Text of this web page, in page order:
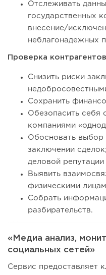
Отслеживать
государственных
внесение/
неблагонадежных
Проверка
Снизить риски
Сохранить
Обезопасить себя
компаниями
Обосновать выбор
заключении
деловой
Выявить
физическими
Собрать
разбирательств.
«Медиа анализ,
социальных сетей»
Сервис предоставляет